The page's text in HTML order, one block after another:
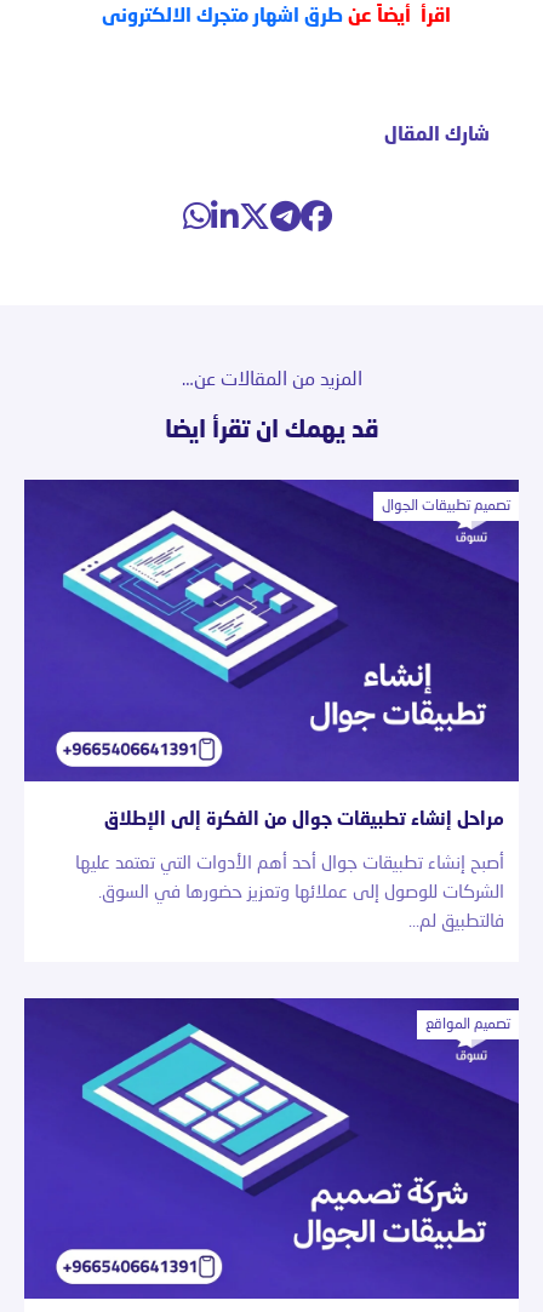
اقرأ أيضاً عن طرق اشهار متجرك الالكترونى
شارك المقال
المزيد من المقالات عن…
قد يهمك ان تقرأ ايضا
تصميم تطبيقات الجوال
مراحل إنشاء تطبيقات جوال من الفكرة إلى الإطلاق
أصبح إنشاء تطبيقات جوال أحد أهم الأدوات التي تعتمد عليها
الشركات للوصول إلى عملائها وتعزيز حضورها في السوق.
فالتطبيق لم…
تصميم المواقع